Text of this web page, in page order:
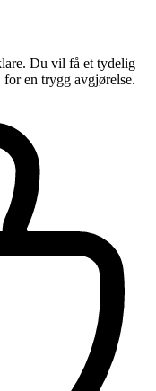
Du vil få et tydelig
en trygg avgjørelse.